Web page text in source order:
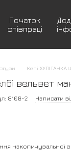
Початок
співпраці
Кепі ХУЛІГАНКА
вельвет
8108-2 Написати
накопичувальної